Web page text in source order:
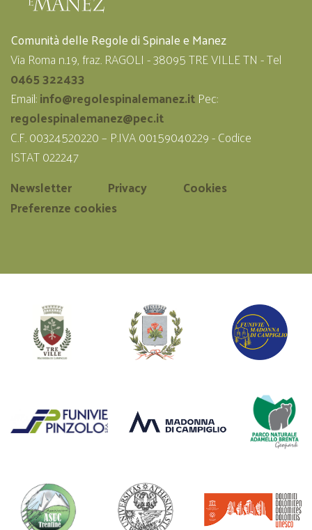
Comunità delle Regole di Spinale e Manez
Via Roma n.19, fraz. RAGOLI - 38095 TRE VILLE TN - Tel
0465 322433
Email:info@regolespinalemanez.itPec:
regolespinalemanez@pec.it
C.F. 00324520220 – P.IVA 00159040229 - Codice
ISTAT 022247
Newsletter
Privacy
Cookies
Preferenze cookies